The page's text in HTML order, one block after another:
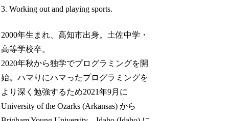
3. Working out and playing sports.
2000年生まれ、高知市出身。土佐中学・
高等学校卒。
2020年秋から独学でプログラミングを開
始。ハマりにハマったプログラミングを
より深く勉強するため2021年9月に
University of the Ozarks (Arkansas) から